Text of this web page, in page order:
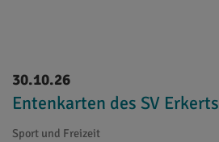
30.10.26
Entenkarten des SV
Sport und Freizeit